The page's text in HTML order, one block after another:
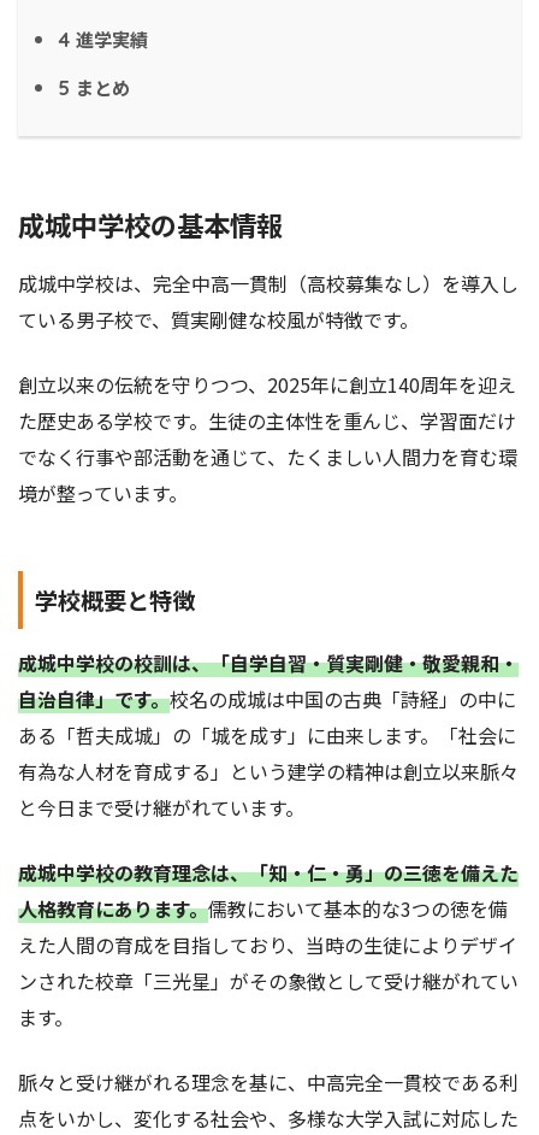
4 進学実績
5 まとめ
成城中学校の基本情報
成城中学校は、完全中高一貫制（高校募集なし）を導入し
ている男子校で、質実剛健な校風が特徴です。
創立以来の伝統を守りつつ、2025年に創立140周年を迎え
た歴史ある学校です。生徒の主体性を重んじ、学習面だけ
でなく行事や部活動を通じて、たくましい人間力を育む環
境が整っています。
学校概要と特徴
成城中学校の校訓は、「自学自習・質実剛健・敬愛親和・
自治自律」です。校名の成城は中国の古典「詩経」の中に
ある「哲夫成城」の「城を成す」に由来します。「社会に
有為な人材を育成する」という建学の精神は創立以来脈々
と今日まで受け継がれています。
成城中学校の教育理念は、「知・仁・勇」の三徳を備えた
人格教育にあります。儒教において基本的な3つの徳を備
えた人間の育成を目指しており、当時の生徒によりデザイ
ンされた校章「三光星」がその象徴として受け継がれてい
ます。
脈々と受け継がれる理念を基に、中高完全一貫校である利
点をいかし、変化する社会や、多様な大学入試に対応した